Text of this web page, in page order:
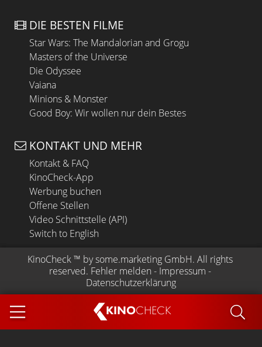
KINOCHECK
DIE BESTEN FILME
Star Wars: The Mandalorian and Grogu
Masters of the Universe
Die Odyssee
Vaiana
Minions & Monster
Good Boy: Wir wollen nur dein Bestes
KONTAKT UND MEHR
Kontakt & FAQ
KinoCheck-App
Werbung buchen
Offene Stellen
Video Schnittstelle (API)
Switch to English
KinoCheck ™ by some.marketing GmbH. All rights
reserved. Fehler melden - Impressum -
Datenschutzerklärung